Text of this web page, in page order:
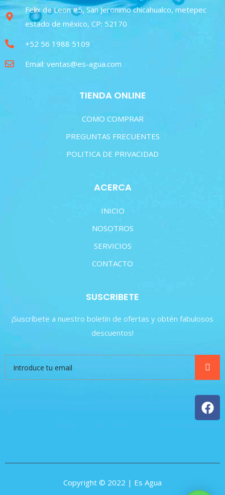
Felix de Leon #5, San Jeronimo chicahualco, metepec
estado de méxico, CP: 52170
+52 56 1988 5109
Email: ventas@es-agua.com
TIENDA ONLINE
COMO COMPRAR
PREGUNTAS FRECUENTES
POLITICA DE PRIVACIDAD
ACERCA
INICIO
NOSOTROS
SERVICIOS
CONTACTO
SUSCRIBETE
¡Suscríbete a nuestro boletín de ofertas y obtén fabulosos
descuentos!
Copyright © 2022 | Es Agua